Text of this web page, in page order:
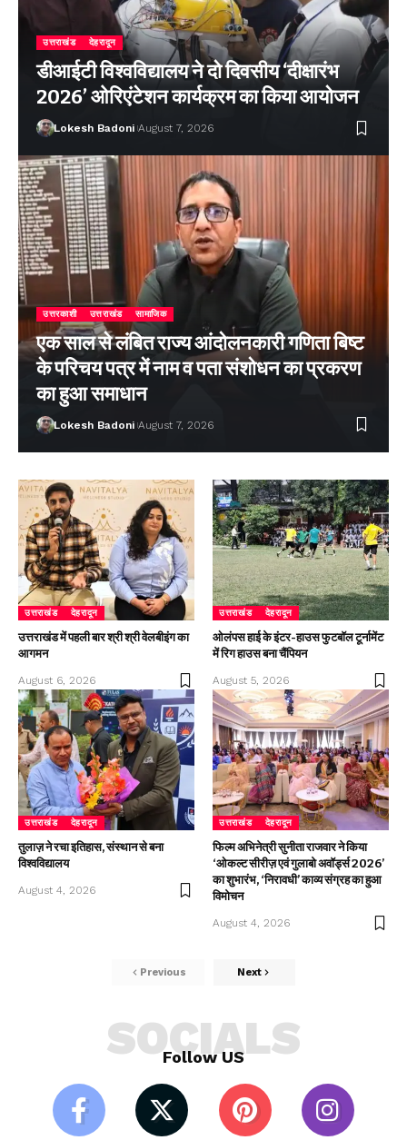
उत्तराखंड देहरादून
डीआईटी विश्वविद्यालय ने दो दिवसीय ‘दीक्षारंभ
2026’ ओरिएंटेशन कार्यक्रम का किया आयोजन
Lokesh Badoni August 7, 2026
उत्तरकाशी उत्तराखंड सामाजिक
एक साल से लंबित राज्य आंदोलनकारी गणिता बिष्ट
के परिचय पत्र में नाम व पता संशोधन का प्रकरण
का हुआ समाधान
Lokesh Badoni August 7, 2026
उत्तराखंड देहरादून
उत्तराखंड में पहली बार श्री श्री वेलबीइंग का
आगमन
August 6, 2026
उत्तराखंड देहरादून
ओलंपस हाई के इंटर-हाउस फुटबॉल टूर्नामेंट
में रिग हाउस बना चैंपियन
August 5, 2026
उत्तराखंड देहरादून
तुलाज़ ने रचा इतिहास, संस्थान से बना
विश्वविद्यालय
August 4, 2026
उत्तराखंड देहरादून
फिल्म अभिनेत्री सुनीता राजवार ने किया
‘ओकल्ट सीरीज़ एवं गुलाबो अवॉर्ड्स 2026’
का शुभारंभ, ‘निरावधी’ काव्य संग्रह का हुआ
विमोचन
August 4, 2026
Previous Next
Follow US
SOCIALS